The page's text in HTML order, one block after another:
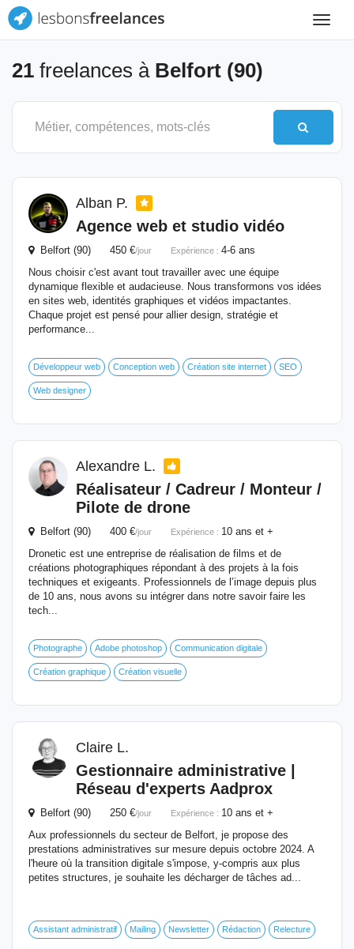
Toggle
21 freelances à Belfort (90)
Alban P.
Agence web et studio vidéo
Belfort (90) 450 €/jour Expérience : 4-6 ans
Nous choisir c'est avant tout travailler avec une équipe
dynamique flexible et audacieuse. Nous transformons vos idées
en sites web, identités graphiques et vidéos impactantes.
Chaque projet est pensé pour allier design, stratégie et
performance...
Développeur web Conception web Création site internet SEO
Web designer
Alexandre L.
Réalisateur / Cadreur / Monteur /
Pilote de drone
Belfort (90) 400 €/jour Expérience : 10 ans et +
Dronetic est une entreprise de réalisation de films et de
créations photographiques répondant à des projets à la fois
techniques et exigeants. Professionnels de l’image depuis plus
de 10 ans, nous avons su intégrer dans notre savoir faire les
tech...
Photographe Adobe photoshop Communication digitale
Création graphique Création visuelle
Claire L.
Gestionnaire administrative |
Réseau d'experts Aadprox
Belfort (90) 250 €/jour Expérience : 10 ans et +
Aux professionnels du secteur de Belfort, je propose des
prestations administratives sur mesure depuis octobre 2024. A
l'heure où la transition digitale s'impose, y-compris aux plus
petites structures, je souhaite les décharger de tâches ad...
Assistant administratif Mailing Newsletter Rédaction Relecture